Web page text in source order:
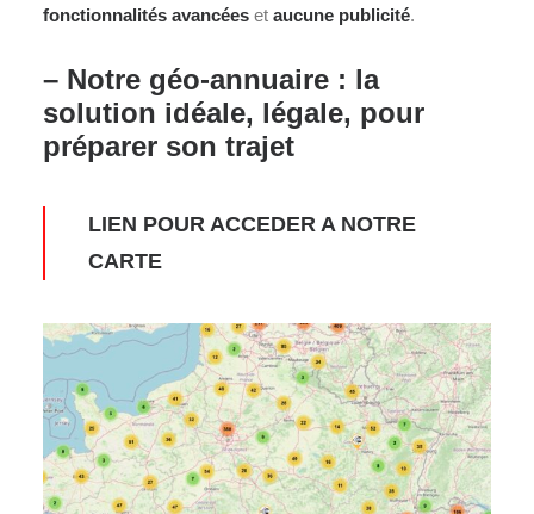
fonctionnalités avancées et aucune publicité.
– Notre géo-annuaire : la
solution idéale, légale, pour
préparer son trajet
LIEN POUR ACCEDER A NOTRE
CARTE